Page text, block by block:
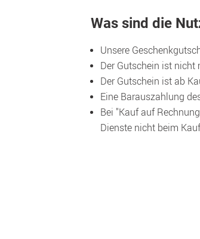
Was sind die
Unsere
Der Gutschein ist nicht
Der Gutschein ist ab
Eine Barauszahlung
Bei "Kauf auf
Dienste nicht beim